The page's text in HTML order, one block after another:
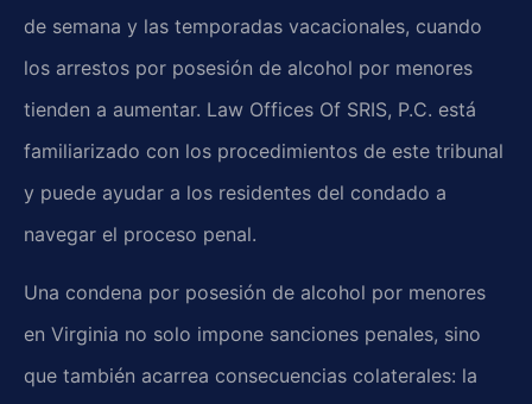
de semana y las temporadas vacacionales, cuando
los arrestos por posesión de alcohol por menores
tienden a aumentar. Law Offices Of SRIS, P.C. está
familiarizado con los procedimientos de este tribunal
y puede ayudar a los residentes del condado a
navegar el proceso penal.
Una condena por posesión de alcohol por menores
en Virginia no solo impone sanciones penales, sino
que también acarrea consecuencias colaterales: la